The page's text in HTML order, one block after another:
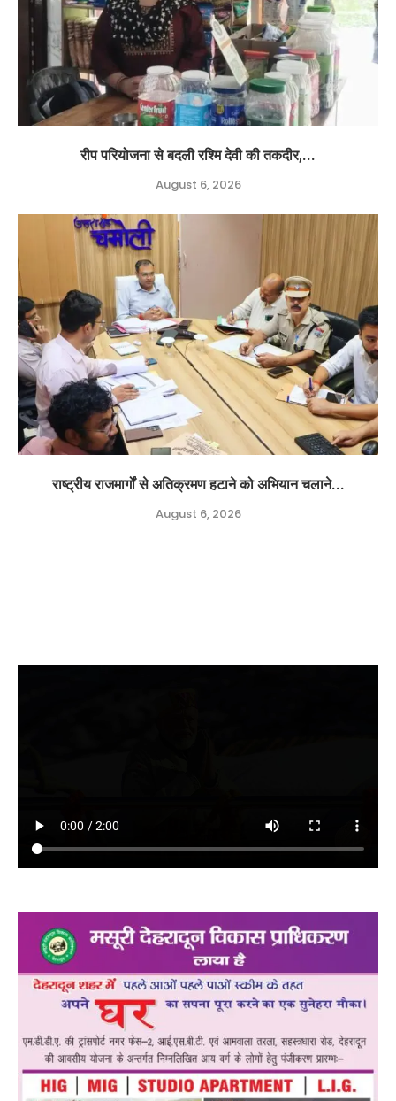
रीप परियोजना से बदली रश्मि देवी की तकदीर,...
August 6, 2026
राष्ट्रीय राजमार्गों से अतिक्रमण हटाने को अभियान चलाने...
August 6, 2026